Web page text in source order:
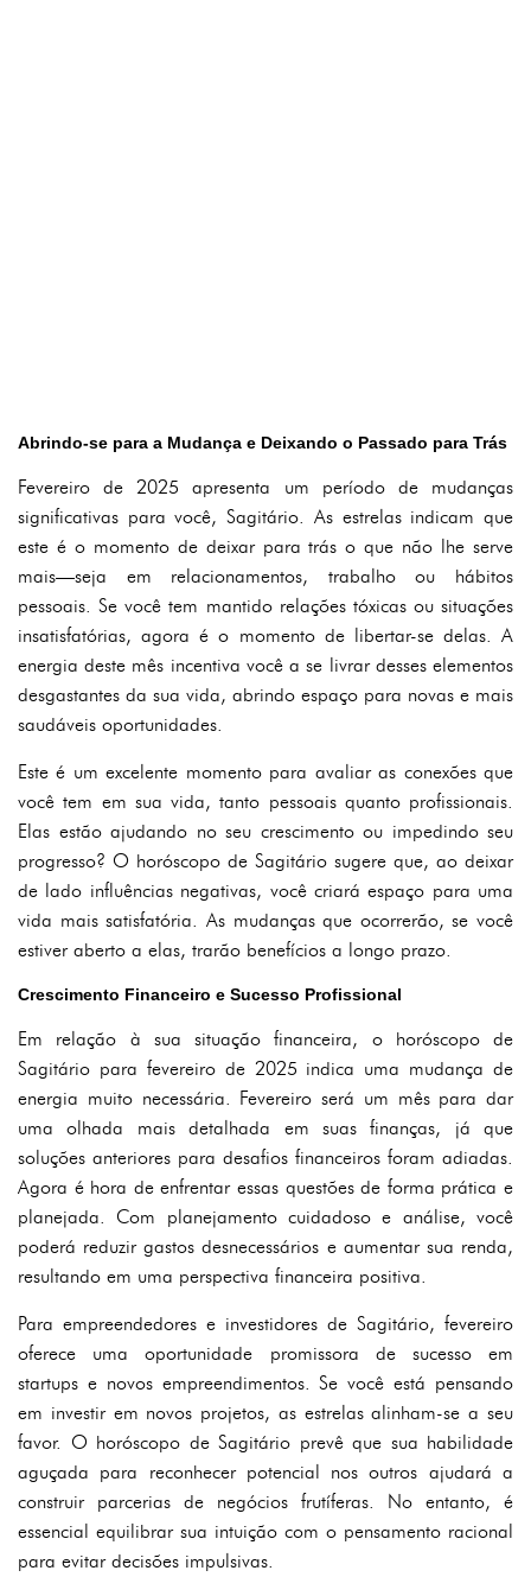
Abrindo-se para a Mudança e Deixando o Passado para Trás
Fevereiro de 2025 apresenta um período de mudanças
significativas para você, Sagitário. As estrelas indicam que
este é o momento de deixar para trás o que não lhe serve
mais—seja em relacionamentos, trabalho ou hábitos
pessoais. Se você tem mantido relações tóxicas ou situações
insatisfatórias, agora é o momento de libertar-se delas. A
energia deste mês incentiva você a se livrar desses elementos
desgastantes da sua vida, abrindo espaço para novas e mais
saudáveis oportunidades.
Este é um excelente momento para avaliar as conexões que
você tem em sua vida, tanto pessoais quanto profissionais.
Elas estão ajudando no seu crescimento ou impedindo seu
progresso? O horóscopo de Sagitário sugere que, ao deixar
de lado influências negativas, você criará espaço para uma
vida mais satisfatória. As mudanças que ocorrerão, se você
estiver aberto a elas, trarão benefícios a longo prazo.
Crescimento Financeiro e Sucesso Profissional
Em relação à sua situação financeira, o horóscopo de
Sagitário para fevereiro de 2025 indica uma mudança de
energia muito necessária. Fevereiro será um mês para dar
uma olhada mais detalhada em suas finanças, já que
soluções anteriores para desafios financeiros foram adiadas.
Agora é hora de enfrentar essas questões de forma prática e
planejada. Com planejamento cuidadoso e análise, você
poderá reduzir gastos desnecessários e aumentar sua renda,
resultando em uma perspectiva financeira positiva.
Para empreendedores e investidores de Sagitário, fevereiro
oferece uma oportunidade promissora de sucesso em
startups e novos empreendimentos. Se você está pensando
em investir em novos projetos, as estrelas alinham-se a seu
favor. O horóscopo de Sagitário prevê que sua habilidade
aguçada para reconhecer potencial nos outros ajudará a
construir parcerias de negócios frutíferas. No entanto, é
essencial equilibrar sua intuição com o pensamento racional
para evitar decisões impulsivas.